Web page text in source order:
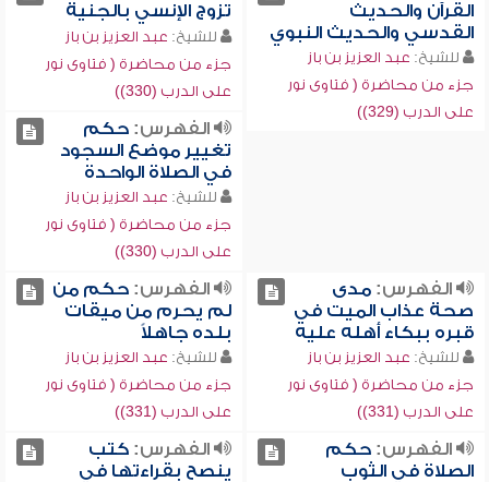
القرآن والحديث
القدسي والحديث النبوي
للشيخ: عبد العزيز بن باز
جزء من محاضرة ( فتاوى نور
على الدرب (329))
تزوج الإنسي بالجنية
للشيخ: عبد العزيز بن باز
جزء من محاضرة ( فتاوى نور
على الدرب (330))
الفهرس:حكم
تغيير موضع السجود
في الصلاة الواحدة
للشيخ: عبد العزيز بن باز
جزء من محاضرة ( فتاوى نور
على الدرب (330))
الفهرس:مدى
صحة عذاب الميت في
قبره ببكاء أهله عليه
للشيخ: عبد العزيز بن باز
جزء من محاضرة ( فتاوى نور
على الدرب (331))
الفهرس:حكم من
لم يحرم من ميقات
بلده جاهلاً
للشيخ: عبد العزيز بن باز
جزء من محاضرة ( فتاوى نور
على الدرب (331))
الفهرس:حكم
الصلاة في الثوب
الفهرس:كتب
ينصح بقراءتها في